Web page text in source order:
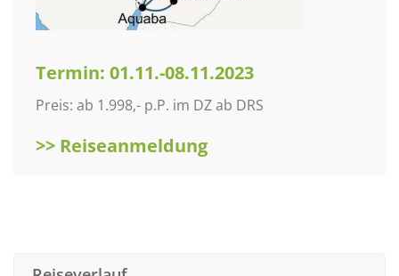
Termin: 01.11.-08.11.2023
Preis: ab 1.998,- p.P. im DZ ab DRS
>> Reiseanmeldung